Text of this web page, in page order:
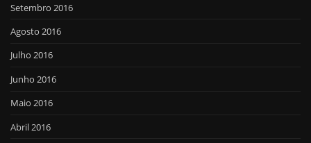
Setembro 2016
Agosto 2016
Julho 2016
Junho 2016
Maio 2016
Abril 2016